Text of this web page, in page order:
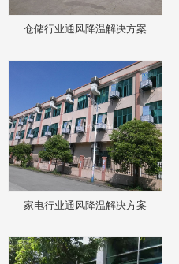
仓储行业通风降温解决方案
家电行业通风降温解决方案